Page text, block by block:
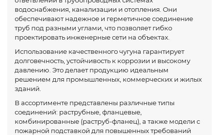
водоснабжения, канализации и отопления. Они
обеспечивают надежное и герметичное соединение
труб под разными углами, что позволяет гибко
проектировать инженерные сети на объектах.
Использование качественного чугуна гарантирует
долговечность, устойчивость к коррозии и высокому
давлению. Это делает продукцию идеальным
решением для промышленных, коммерческих и жилых
зданий.
В ассортименте представлены различные типы
соединений: раструбные, фланцевые,
комбинированные (раструб-фланец), а также модели с
пожарной подставкой для повышенных требований